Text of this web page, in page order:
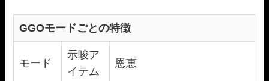
GGOモードごとの特徴
モード
示唆ア
イテム
恩恵